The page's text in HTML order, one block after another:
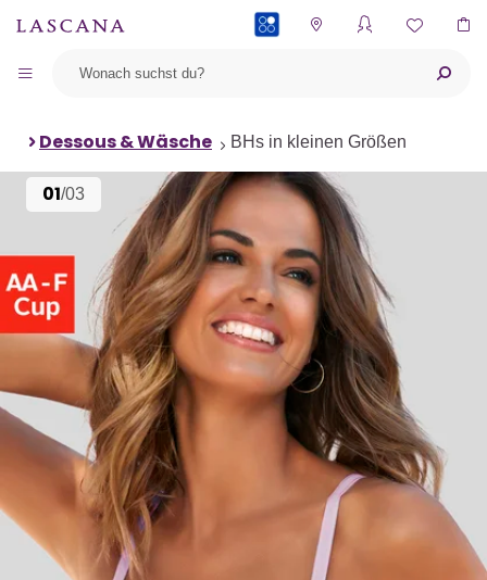
Dessous & Wäsche BHs in kleinen Größen
01/03